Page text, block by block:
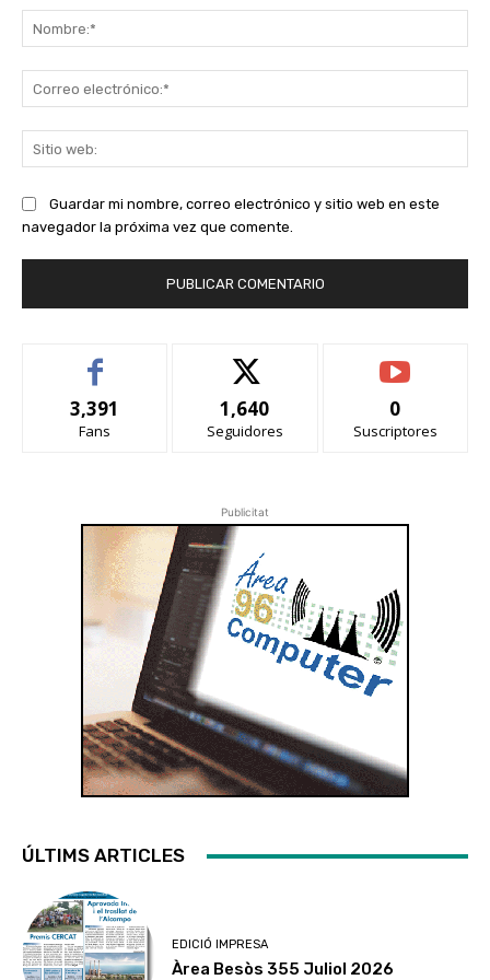
Guardar mi nombre, correo electrónico y sitio web en este
navegador la próxima vez que comente.
3,391
Fans
1,640
Seguidores
0
Suscriptores
Publicitat
ÚLTIMS ARTICLES
EDICIÓ IMPRESA
Àrea Besòs 355 Juliol 2026